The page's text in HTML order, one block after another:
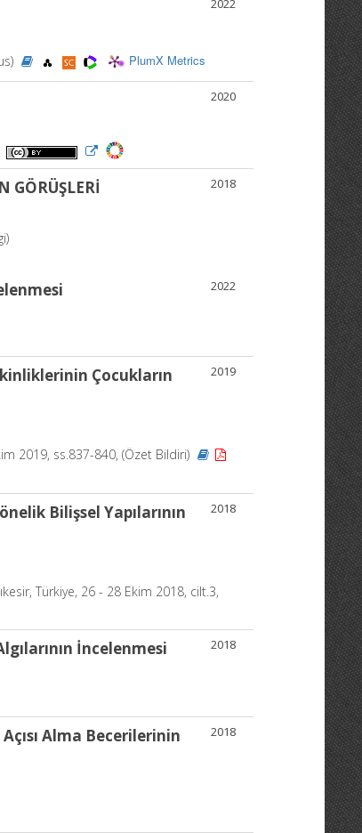
2022
PlumX Metrics
2020
2018
GÖRÜŞLERİ
2022
2019
Çocukların
2019, ss.837-840, (Özet Bildiri)
2018
Bilişsel Yapılarının
Türkiye, 26 - 28 Ekim 2018, cilt.3,
2018
İncelenmesi
2018
Alma Becerilerinin